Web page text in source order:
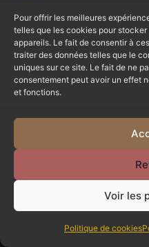
Pour offrir les meilleures
telles que les cookies pour
appareils. Le fait de consentir à
traiter des données telles que le
uniques sur ce site. Le fait de ne
consentement peut avoir un effet
et fonctions.
Voir les
Politique de cookies
Branding et Identité
Evenementiel
Formation
Contactez Nous
+33 (0)1 87 66 88 52